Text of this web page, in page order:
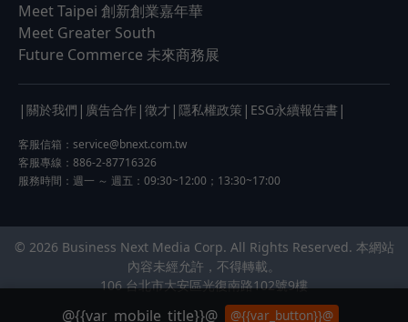
Meet Taipei 創新創業嘉年華
Meet Greater South
Future Commerce 未來商務展
| 關於我們 | 廣告合作 | 徵才 | 隱私權政策 | ESG永續報告書 |
客服信箱： service@bnext.com.tw
客服專線：886-2-87716326
服務時間：週一 ～ 週五：09:30~12:00；13:30~17:00
© 2026 Business Next Media Corp. All Rights Reserved. 本網站
內容未經允許，不得轉載。
106 台北市大安區光復南路102號9樓
@{{var_mobile_title}}@ @{{var_button}}@